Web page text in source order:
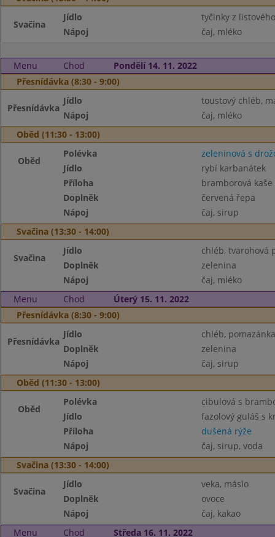
Svačina
Jídlo
tyčinky z
Nápoj
čaj, mléko
Menu Chod
Pondělí 14. 11. 2022
Přesnídávka (8:30 - 9:00)
Přesnídávka
Jídlo
toustový chléb,
Nápoj
čaj, mléko
Oběd (11:30 - 13:00)
Oběd
Polévka
zeleninová s
Jídlo
rybí karbanátek
Příloha
bramborová kaše
Doplněk
červená řepa
Nápoj
čaj, sirup
Svačina (13:30 - 14:00)
Svačina
Jídlo
chléb, tvarohová
Doplněk
zelenina
Nápoj
čaj, mléko
Menu
Chod
Úterý 15. 11. 2022
Přesnídávka (8:30 - 9:00)
Přesnídávka
Jídlo
chléb,
Doplněk
zelenina
Nápoj
čaj, sirup
Oběd (11:30 - 13:00)
Oběd
Polévka
cibulová s
Jídlo
fazolový guláš s
Příloha
dušená rýže
Nápoj
čaj, sirup, voda
Svačina (13:30 - 14:00)
Svačina
Jídlo
veka, máslo
Doplněk
ovoce
Nápoj
čaj, kakao
Menu
Chod
Středa 16. 11. 2022